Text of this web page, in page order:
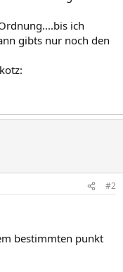
ich
gibts nur noch den
#2
bestimmten punkt